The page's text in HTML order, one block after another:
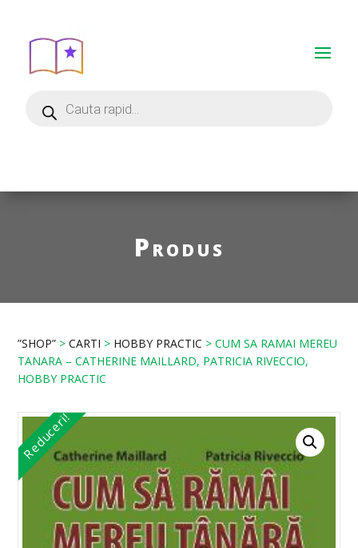
Produs
”SHOP” >CARTI > HOBBY PRACTIC > CUM SA RAMAI MEREU
TANARA – CATHERINE MAILLARD, PATRICIA RIVECCIO,
HOBBY PRACTIC
Reduceri!